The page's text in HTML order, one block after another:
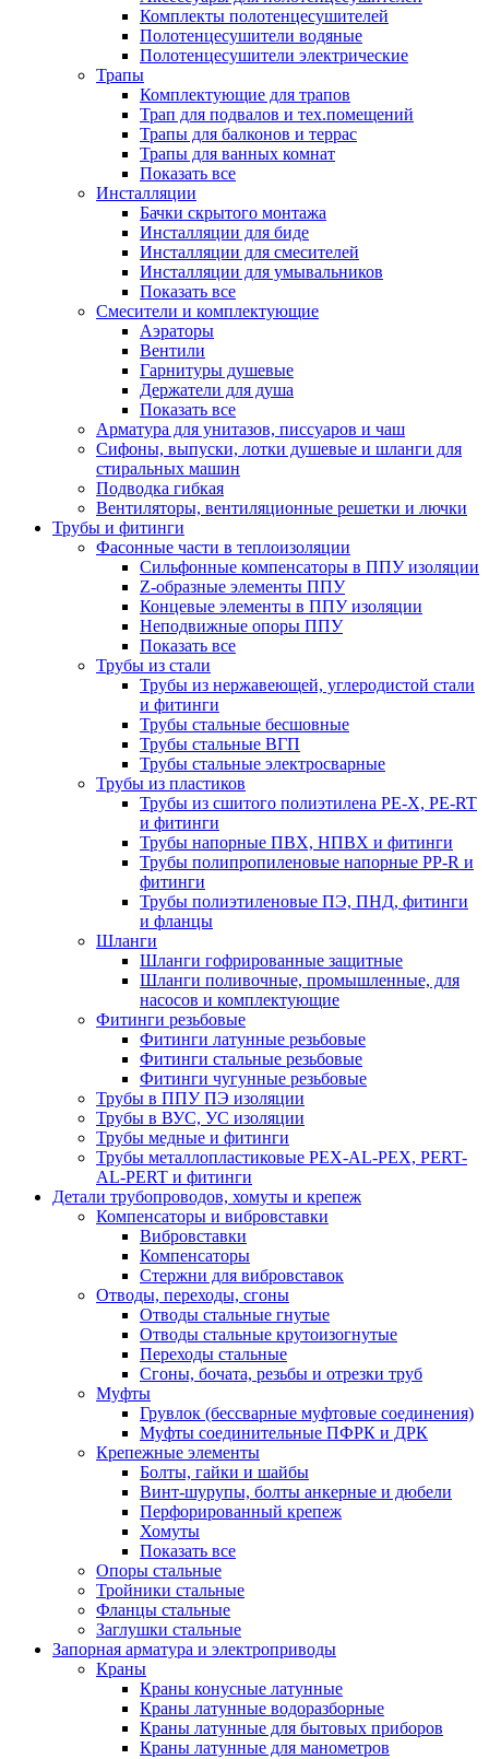
Комплекты полотенцесушителей
Полотенцесушители водяные
Полотенцесушители электрические
Трапы
Комплектующие для трапов
Трап для подвалов и тех.помещений
Трапы для балконов и террас
Трапы для ванных комнат
Показать все
Инсталляции
Бачки скрытого монтажа
Инсталляции для биде
Инсталляции для смесителей
Инсталляции для умывальников
Показать все
Смесители и комплектующие
Аэраторы
Вентили
Гарнитуры душевые
Держатели для душа
Показать все
Арматура для унитазов, писсуаров и чаш
Сифоны, выпуски, лотки душевые и шланги для
стиральных машин
Подводка гибкая
Вентиляторы, вентиляционные решетки и лючки
Трубы и фитинги
Фасонные части в теплоизоляции
Cильфонные компенсаторы в ППУ изоляции
Z-образные элементы ППУ
Концевые элементы в ППУ изоляции
Неподвижные опоры ППУ
Показать все
Трубы из стали
Трубы из нержавеющей, углеродистой стали
и фитинги
Трубы стальные бесшовные
Трубы стальные ВГП
Трубы стальные электросварные
Трубы из пластиков
Трубы из сшитого полиэтилена PE-X, PE-RT
и фитинги
Трубы напорные ПВХ, НПВХ и фитинги
Трубы полипропиленовые напорные PP-R и
фитинги
Трубы полиэтиленовые ПЭ, ПНД, фитинги
и фланцы
Шланги
Шланги гофрированные защитные
Шланги поливочные, промышленные, для
насосов и комплектующие
Фитинги резьбовые
Фитинги латунные резьбовые
Фитинги стальные резьбовые
Фитинги чугунные резьбовые
Трубы в ППУ ПЭ изоляции
Трубы в ВУС, УС изоляции
Трубы медные и фитинги
Трубы металлопластиковые PEX-AL-PEX, PERT-
AL-PERT и фитинги
Детали трубопроводов, хомуты и крепеж
Компенсаторы и вибровставки
Вибровставки
Компенсаторы
Стержни для вибровставок
Отводы, переходы, сгоны
Отводы стальные гнутые
Отводы стальные крутоизогнутые
Переходы стальные
Сгоны, бочата, резьбы и отрезки труб
Муфты
Грувлок (бессварные муфтовые соединения)
Муфты соединительные ПФРК и ДРК
Крепежные элементы
Болты, гайки и шайбы
Винт-шурупы, болты анкерные и дюбели
Перфорированный крепеж
Хомуты
Показать все
Опоры стальные
Тройники стальные
Фланцы стальные
Заглушки стальные
Запорная арматура и электроприводы
Краны
Краны конусные латунные
Краны латунные водоразборные
Краны латунные для бытовых приборов
Краны латунные для манометров